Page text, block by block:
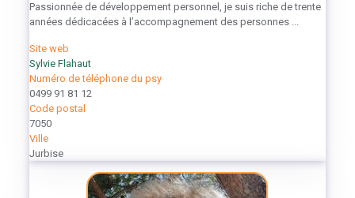
Passionnée de développement personnel, je suis riche de trente
années dédicacées à l’accompagnement des personnes ...
Site web
Sylvie Flahaut
Numéro de téléphone du psy
0499 91 81 12
Code postal
7050
Ville
Jurbise